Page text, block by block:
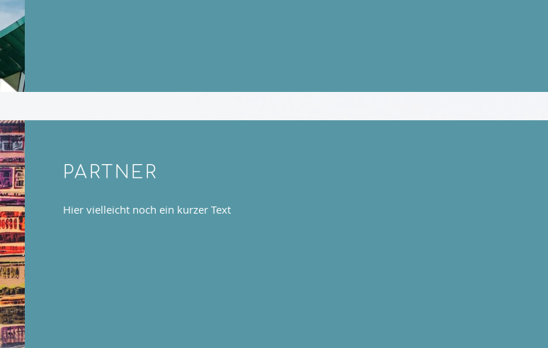
PARTNER
Hier vielleicht noch ein kurzer Text